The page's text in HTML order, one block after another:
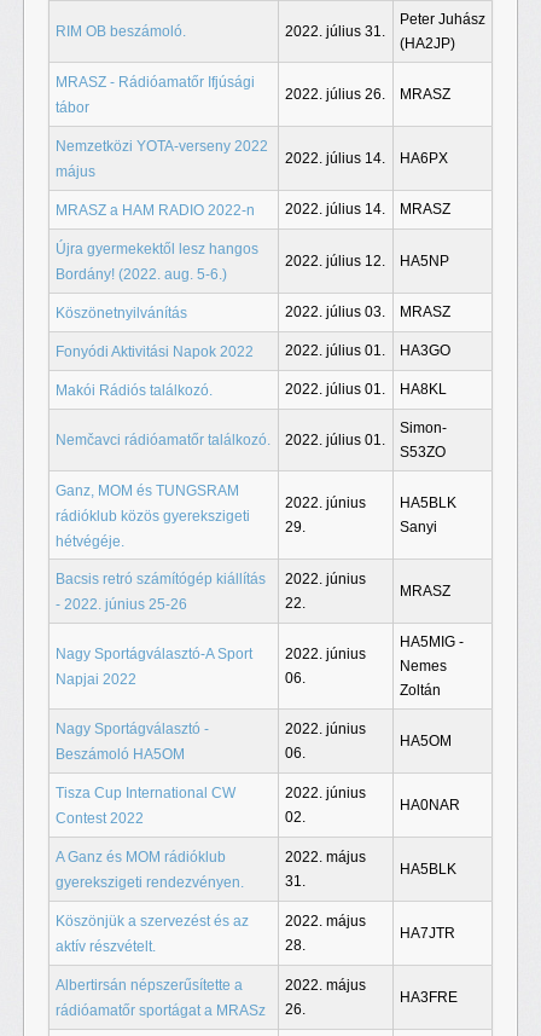
RIM OB beszámoló. 2022. július 31.
Peter Juhász
(HA2JP)
MRASZ - Rádióamatőr Ifjúsági
tábor
2022. július 26. MRASZ
Nemzetközi YOTA-verseny 2022
május
2022. július 14. HA6PX
MRASZ a HAM RADIO 2022-n 2022. július 14. MRASZ
Újra gyermekektől lesz hangos
Bordány! (2022. aug. 5-6.)
2022. július 12. HA5NP
Köszönetnyilvánítás 2022. július 03. MRASZ
Fonyódi Aktivitási Napok 2022 2022. július 01. HA3GO
Makói Rádiós találkozó. 2022. július 01. HA8KL
Nemčavci rádióamatőr találkozó. 2022. július 01.
Simon-
S53ZO
Ganz, MOM és TUNGSRAM
rádióklub közös gyerekszigeti
hétvégéje.
2022. június
29.
HA5BLK
Sanyi
Bacsis retró számítógép kiállítás
- 2022. június 25-26
2022. június
22.
MRASZ
Nagy Sportágválasztó-A Sport
Napjai 2022
2022. június
06.
HA5MIG -
Nemes
Zoltán
Nagy Sportágválasztó -
Beszámoló HA5OM
2022. június
06.
HA5OM
Tisza Cup International CW
Contest 2022
2022. június
02.
HA0NAR
A Ganz és MOM rádióklub
gyerekszigeti rendezvényen.
2022. május
31.
HA5BLK
Köszönjük a szervezést és az
aktív részvételt.
2022. május
28.
HA7JTR
Albertirsán népszerűsítette a
rádióamatőr sportágat a MRASz
2022. május
26.
HA3FRE